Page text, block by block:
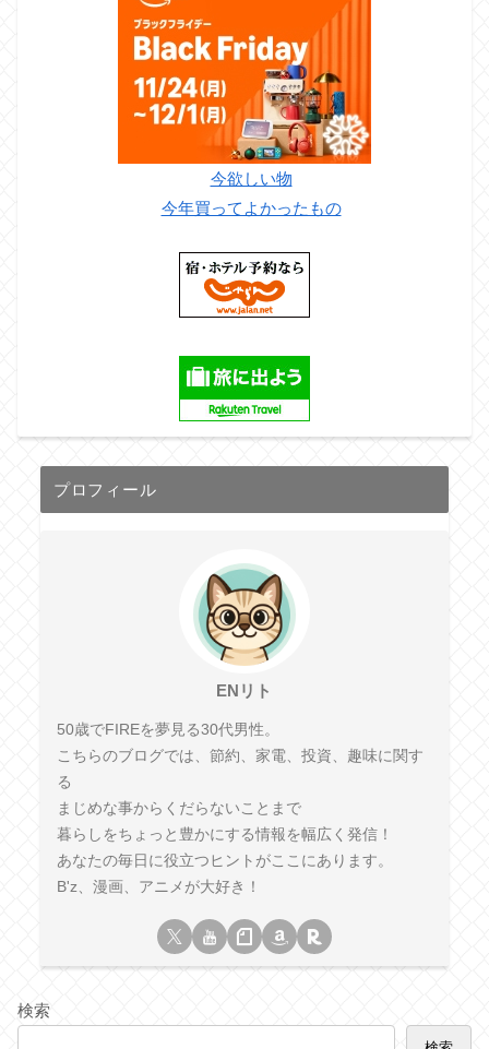
今欲しい物
今年買ってよかったもの
プロフィール
ENリト
50歳でFIREを夢見る30代男性。
こちらのブログでは、節約、家電、投資、趣味に関す
る
まじめな事からくだらないことまで
暮らしをちょっと豊かにする情報を幅広く発信！
あなたの毎日に役立つヒントがここにあります。
B'z、漫画、アニメが大好き！
検索